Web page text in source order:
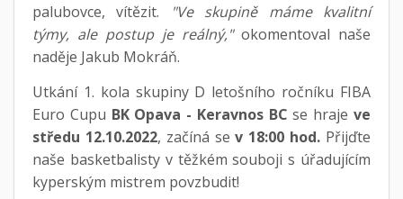
palubovce, vítězit.
"Ve skupině máme kvalitní
týmy, ale postup je reálný,"okomentoval naše
naděje Jakub Mokráň.
Utkání 1. kola skupiny D letošního ročníku FIBA
Euro Cupu BK Opava - Keravnos BC se hrajeve
středu 12.10.2022, začíná sev 18:00 hod. Přijďte
naše basketbalisty v těžkém souboji s úřadujícím
kyperským mistrem povzbudit!